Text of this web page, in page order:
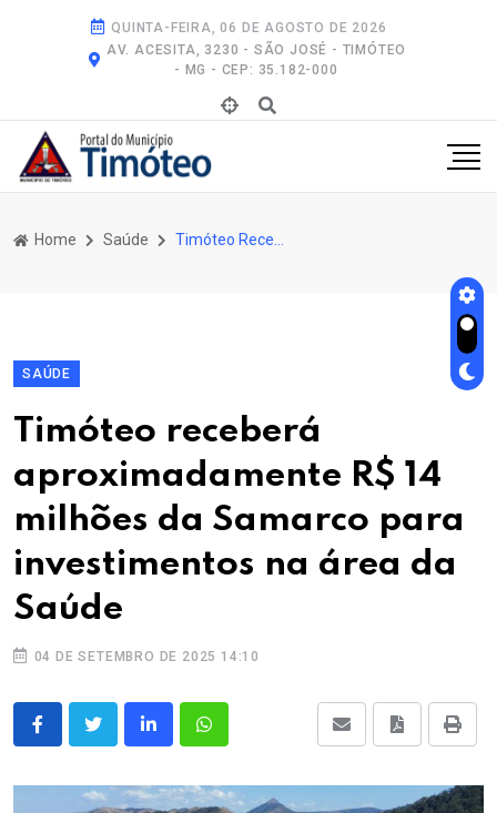
QUINTA-FEIRA, 06 DE AGOSTO DE 2026
AV. ACESITA, 3230 - SÃO JOSÉ - TIMÓTEO
- MG - CEP: 35.182-000
Home Saúde
SAÚDE
Timóteo receberá
aproximadamente R$ 14
milhões da Samarco para
investimentos na área da
Saúde
04 DE SETEMBRO DE 2025 14:10